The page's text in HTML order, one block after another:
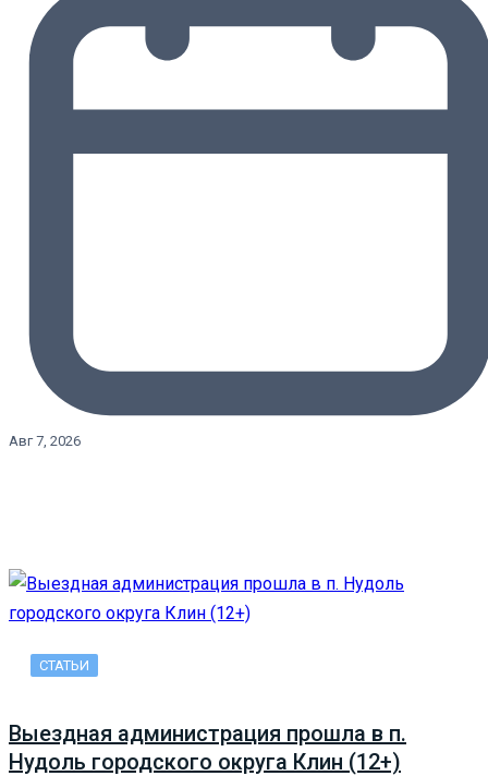
Авг 7, 2026
СТАТЬИ
Выездная администрация прошла в п.
Нудоль городского округа Клин (12+)